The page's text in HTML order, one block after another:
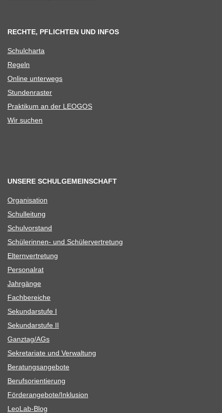
RECHTE, PFLICHTEN UND INFOS
Schul­charta
Regeln
Online unter­wegs
Stun­den­ras­ter
Prak­ti­kum an der LEOGOS
Wir suchen
UNSERE SCHULGEMEINSCHAFT
Orga­ni­sa­tion
Schul­lei­tung
Schul­vor­stand
Schü­le­rin­nen- und Schülervertretung
Eltern­ver­tre­tung
Per­so­nal­rat
Jahr­gänge
Fach­be­rei­che
Sekun­dar­stufe I
Sekun­dar­stufe II
Ganztag/​​AGs
Sekre­ta­riate und Verwaltung
Bera­tungs­an­ge­bote
Berufs­ori­en­tie­rung
Förderangebote/​​Inklusion
Leo­Lab-Blog